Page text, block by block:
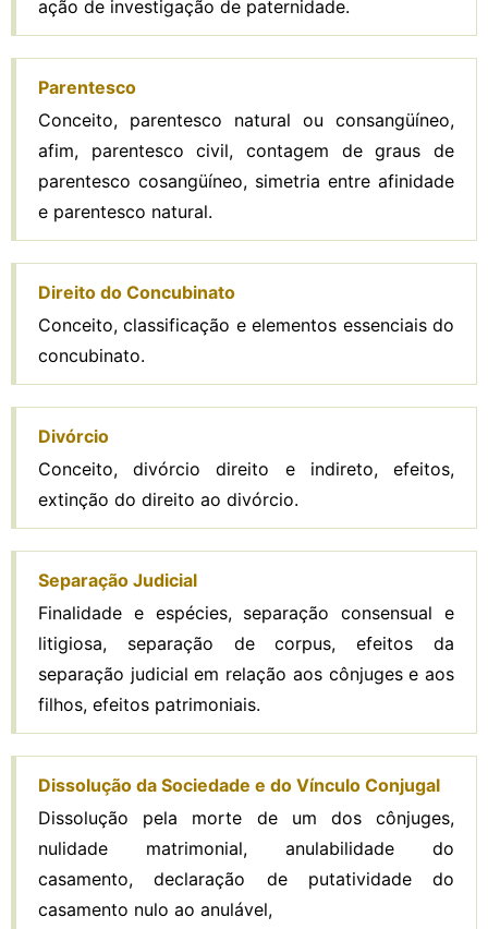
ação de investigação de paternidade.
Parentesco
Conceito, parentesco natural ou consangüíneo,
afim, parentesco civil, contagem de graus de
parentesco cosangüíneo, simetria entre afinidade
e parentesco natural.
Direito do Concubinato
Conceito, classificação e elementos essenciais do
concubinato.
Divórcio
Conceito, divórcio direito e indireto, efeitos,
extinção do direito ao divórcio.
Separação Judicial
Finalidade e espécies, separação consensual e
litigiosa, separação de corpus, efeitos da
separação judicial em relação aos cônjuges e aos
filhos, efeitos patrimoniais.
Dissolução da Sociedade e do Vínculo Conjugal
Dissolução pela morte de um dos cônjuges,
nulidade matrimonial, anulabilidade do
casamento, declaração de putatividade do
casamento nulo ao anulável,